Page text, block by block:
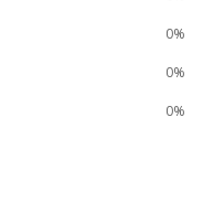
0%
0%
0%